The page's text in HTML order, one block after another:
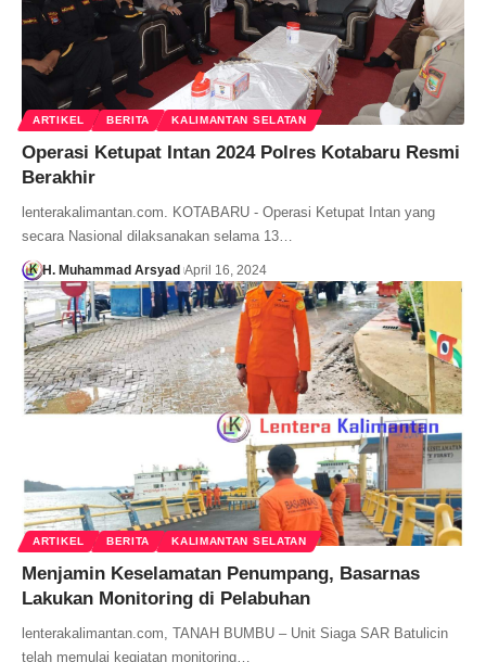
ARTIKEL BERITA KALIMANTAN SELATAN
Operasi Ketupat Intan 2024 Polres Kotabaru Resmi
Berakhir
lenterakalimantan.com. KOTABARU - Operasi Ketupat Intan yang
secara Nasional dilaksanakan selama 13…
H. Muhammad Arsyad April 16, 2024
ARTIKEL BERITA KALIMANTAN SELATAN
Menjamin Keselamatan Penumpang, Basarnas
Lakukan Monitoring di Pelabuhan
lenterakalimantan.com, TANAH BUMBU – Unit Siaga SAR Batulicin
telah memulai kegiatan monitoring…